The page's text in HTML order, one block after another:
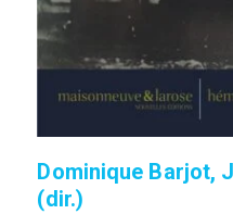
Dominique Barjot,
(dir.)